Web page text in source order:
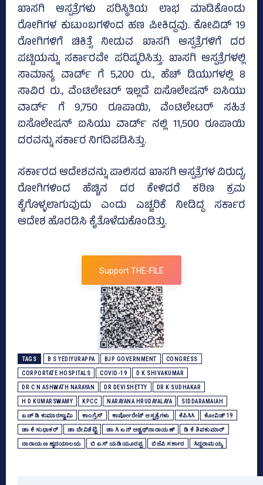
ಖಾಸಗಿ ಆಸ್ಪತ್ರೆಗಳು ಪರಿಸ್ಥಿತಿಯ ಲಾಭ ಮಾಡಿಕೊಂಡು
ರೋಗಿಗಳ ಕುಟುಂಬಗಳಿಂದ ಹಣ ಪೀಕಿದ್ದವು. ಕೋವಿಡ್ 19
ರೋಗಿಗಳಿಗೆ ಚಿಕಿತ್ಸೆ ನೀಡುವ ಖಾಸಗಿ ಆಸ್ಪತ್ರೆಗಳಿಗೆ ದರ
ಪಟ್ಟಿಯನ್ನು ಸರ್ಕಾರವೇ ಪರಿಷ್ಕರಿಸಿತ್ತು. ಖಾಸಗಿ ಆಸ್ಪತ್ರೆಗಳಲ್ಲಿ
ಸಾಮಾನ್ಯ ವಾರ್ಡ್ ಗೆ 5,200 ರು., ಹೆಚ್ ಡಿಯುಗಳಲ್ಲಿ 8
ಸಾವಿರ ರು., ವೆಂಟಿಲೇಟರ್ ಇಲ್ಲದೆ ಐಸೊಲೇಷನ್ ಐಸಿಯು
ವಾರ್ಡ್ ಗೆ 9,750 ರೂಪಾಯಿ, ವೆಂಟಿಲೇಟರ್ ಸಹಿತ
ಐಸೊಲೇಷನ್ ಐಸಿಯು ವಾರ್ಡ್ ನಲ್ಲಿ 11,500 ರೂಪಾಯಿ
ದರವನ್ನು ಸರ್ಕಾರ ನಿಗದಿಪಡಿಸಿತ್ತು.
ಸರ್ಕಾರದ ಆದೇಶವನ್ನು ಪಾಲಿಸದ ಖಾಸಗಿ ಆಸ್ಪತ್ರೆಗಳ ವಿರುದ್ಧ,
ರೋಗಿಗಳಿಂದ ಹೆಚ್ಚಿನ ದರ ಕೇಳಿದರೆ ಕಠಿಣ ಕ್ರಮ
ಕೈಗೊಳ್ಳಲಾಗುವುದು ಎಂದು ಎಚ್ಚರಿಕೆ ನೀಡಿದ್ದ ಸರ್ಕಾರ
ಆದೇಶ ಹೊರಡಿಸಿ ಕೈತೊಳೆದುಕೊಂಡಿತ್ತು.
Support THE-FILE
TAGS B S YEDIYURAPPA BJP GOVERNMENT CONGRESS
CORPORTATE HOSPITALS COVID-19 D K SHIVAKUMAR
DR C N ASHWATH NARAYAN DR DEVISHETTY DR K SUDHAKAR
H D KUMARSWAMY KPCC NARAYANA HRUDAYALAYA SIDDARAMAIAH
ಎಚ್‌ ಡಿ ಕುಮಾರಸ್ವಾಮಿ ಕಾಂಗ್ರೆಸ್‌ ಕಾರ್ಪೋರೇಟ್‌ ಆಸ್ಪತ್ರೆಗಳು ಕೆಪಿಸಿಸಿ ಕೋವಿಡ್‌ 19
ಡಾ ಕೆ ಸುಧಾಕರ್‌ ಡಾ ದೇವಿಶೆಟ್ಟಿ ಡಾ ಸಿ ಎನ್ ಅಶ್ವಥ್‌ನಾರಾಯಣ್ ಡಿ ಕೆ ಶಿವಕುಮಾರ್
ನಾರಾಯಣ ಹೃದಯಾಲಯ ಬಿ ಎಸ್‌ ಯಡಿಯೂರಪ್ಪ ಬಿಜೆಪಿ ಸರ್ಕಾರ ಸಿದ್ದರಾಮಯ್ಯ